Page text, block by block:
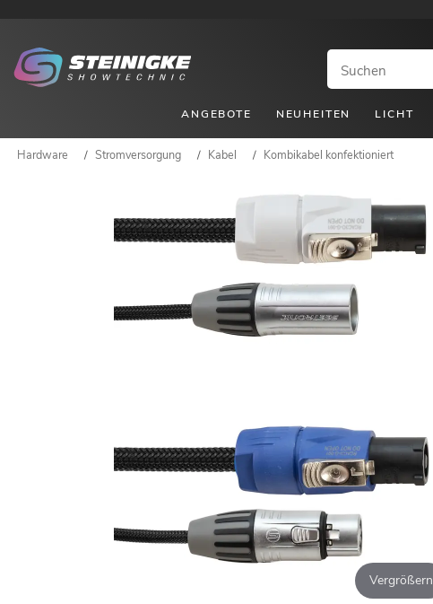
ANGEBOTE NEUHEITEN LICHT
Hardware / Stromversorgung / Kabel / Kombikabel konfektioniert
Vergrößern